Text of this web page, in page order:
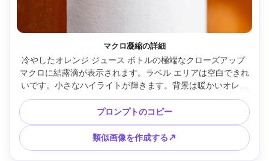
マクロ凝縮の詳細
冷やしたオレンジ ジュース ボトルの極端なクローズアップ
マクロに結露滴が表示されます。ラベル エリアは空白できれ
いです。小さなハイライトが輝きます。背景は暖かいオレン
ジのボケで柔らかくぼかします。スタジオ ストリップ ライ
トの反射、Canon EOS R5 で撮影、f/4 の 100mm マクロ レ
ンズ、超リアルなテクスチャ、プレミアム飲料広告の詳細シ
ョット、テキストなし --ar 4:5
プロンプトのコピー
類似画像を作成する↗